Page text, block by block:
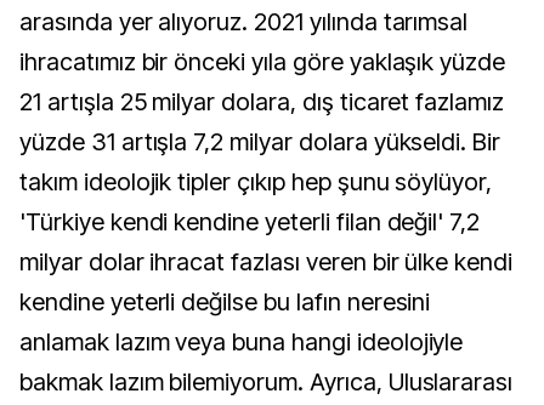
arasında yer alıyoruz. 2021 yılında tarımsal
ihracatımız bir önceki yıla göre yaklaşık yüzde
21 artışla 25 milyar dolara, dış ticaret fazlamız
yüzde 31 artışla 7,2 milyar dolara yükseldi. Bir
takım ideolojik tipler çıkıp hep şunu söylüyor,
'Türkiye kendi kendine yeterli filan değil' 7,2
milyar dolar ihracat fazlası veren bir ülke kendi
kendine yeterli değilse bu lafın neresini
anlamak lazım veya buna hangi ideolojiyle
bakmak lazım bilemiyorum. Ayrıca, Uluslararası